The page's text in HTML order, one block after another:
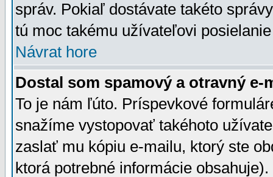
správ. Pokiaľ dostávate takéto
tú moc takému užívateľovi
Návrat hore
Dostal som spamový a otravný e-
To je nám ľúto. Príspevkové
snažíme vystopovať takéhoto
zaslať mu kópiu e-mailu, ktorý ste
ktorá potrebné informácie